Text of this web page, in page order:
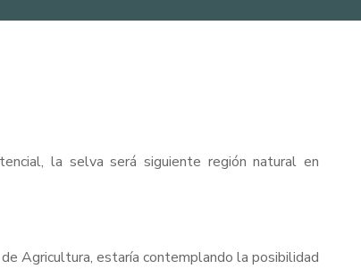
la selva será siguiente región natural en
Agricultura, estaría contemplando la posibilidad